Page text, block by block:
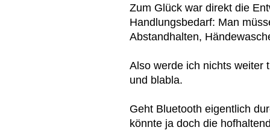
Zum Glück war direkt die
Handlungsbedarf: Man
Abstandhalten,
Also werde ich nichts weiter
und blabla.
Geht Bluetooth eigentlich
könnte ja doch die